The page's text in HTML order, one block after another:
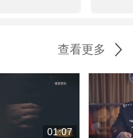
查看更多
01:07